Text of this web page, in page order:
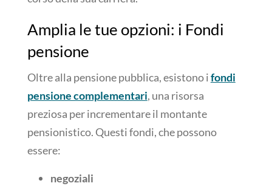
Amplia le tue opzioni: i Fondi
pensione
Oltre alla pensione pubblica, esistono ifondi
pensione complementari, una risorsa
preziosa per incrementare il montante
pensionistico. Questi fondi, che possono
essere:
negoziali